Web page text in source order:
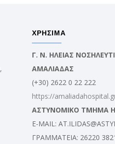
ΧΡΗΣΙΜΑ
Γ. Ν. ΗΛΕΙΑΣ
ΑΜΑΛΙΑΔΑΣ
(+30) 2622 0 22 222
https://
ΑΣΤΥΝΟΜΙΚΟ ΤΜΗΜΑ
E-MAIL:
ΓΡΑΜΜΑΤΕΙΑ: 26220